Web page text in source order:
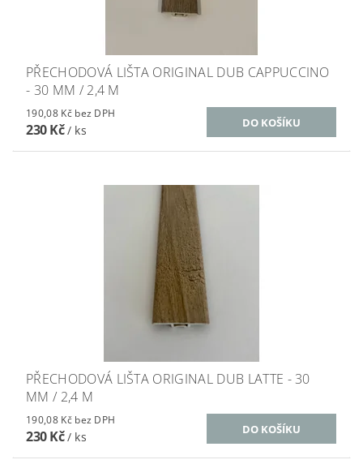
PŘECHODOVÁ LIŠTA ORIGINAL DUB CAPPUCCINO
- 30 MM / 2,4 M
190,08 Kč bez DPH
230 Kč/ ks
PŘECHODOVÁ LIŠTA ORIGINAL DUB LATTE - 30
MM / 2,4 M
190,08 Kč bez DPH
230 Kč/ ks